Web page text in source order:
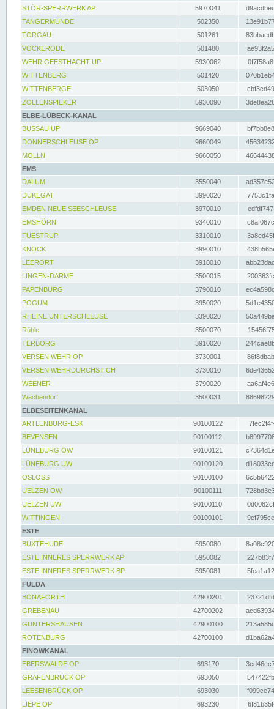
STÖR-SPERRWERK AP 5970041
TANGERMÜNDE
502350
TORGAU
501261
VOCKERODE
501480
WEHR GEESTHACHT UP
5930062
WITTENBERG
501420
WITTENBERGE
503050
ZOLLENSPIEKER
5930090
ELBE-LÜBECK-KANAL
BÜSSAU UP
9669040
DONNERSCHLEUSE OP
9660049
MÖLLN
9660050
EMS
DALUM
3550040
DUKEGAT
3990020
EMDEN NEUE SEESCHLEUSE
3970010
EMSHÖRN
9340010
FUESTRUP
3310010
KNOCK
3990010
LEERORT
3910010
LINGEN-DARME
3500015
PAPENBURG
3790010
POGUM
3950020
RHEINE UNTERSCHLEUSE
3390020
Rühle
3500070
TERBORG
3910020
VERSEN WEHR OP
3730001
VERSEN WEHRDURCHSTICH
3730010
WEENER
3790020
Wachendorf
3500031
ELBESEITENKANAL
ARTLENBURG-ESK
90100122
BEVENSEN
90100112
LÜNEBURG OW
90100121
LÜNEBURG UW
90100120
OSLOSS
90100100
UELZEN OW
90100111
UELZEN UW
90100110
WITTINGEN
90100101
ESTE
BUXTEHUDE
5950080
ESTE INNERES SPERRWERK AP
5950082
ESTE INNERES SPERRWERK BP
5950081
FULDA
BONAFORTH
42900201
GREBENAU
42700202
GUNTERSHAUSEN
42900100
ROTENBURG
42700100
FINOWKANAL
EBERSWALDE OP
693170
GRAFENBRÜCK OP
693050
LEESENBRÜCK OP
693030
LIEPE OP
693230